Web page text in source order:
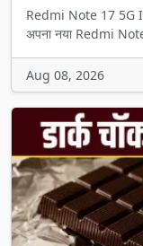
Redmi Note 17 5G
अपना नया Redmi
Aug 08, 2026